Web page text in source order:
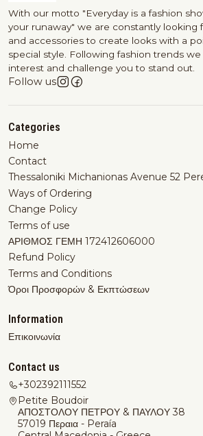
With our motto "Everyday is a fashion
your runaway" we are constantly looking
and accessories to create looks with a
special style. Following fashion trends
interest and challenge you to stand out.
Follow us
Categories
Home
Contact
Thessaloniki Michanionas Avenue 52
Ways of Ordering
Change Policy
Terms of use
ΑΡΙΘΜΟΣ ΓΕΜΗ 172412606000
Refund Policy
Terms and Conditions
Όροι Προσφορών & Εκπτώσεων
Information
Επικοινωνία
Contact us
+302392111552
Petite Boudoir
ΑΠΟΣΤΟΛΟΥ ΠΕΤΡΟΥ & ΠΑΥΛΟΥ 38
57019 Περαια - Peraía